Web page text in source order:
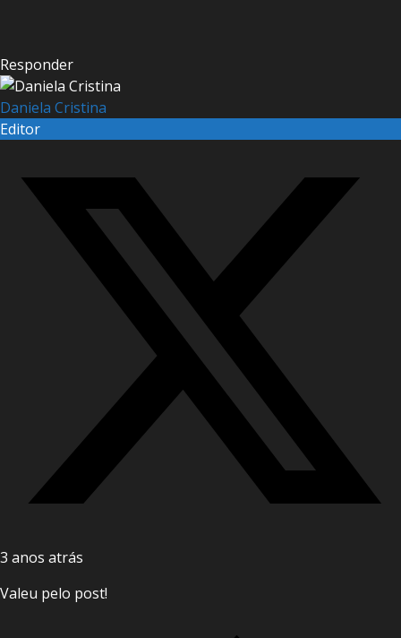
Responder
Daniela Cristina
Editor
3 anos atrás
Valeu pelo post!